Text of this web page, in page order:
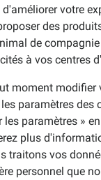
votre
des
de
à vos centres
moment modifier
paramètres des
paramètres »
plus
traitons vos
personnel que
en